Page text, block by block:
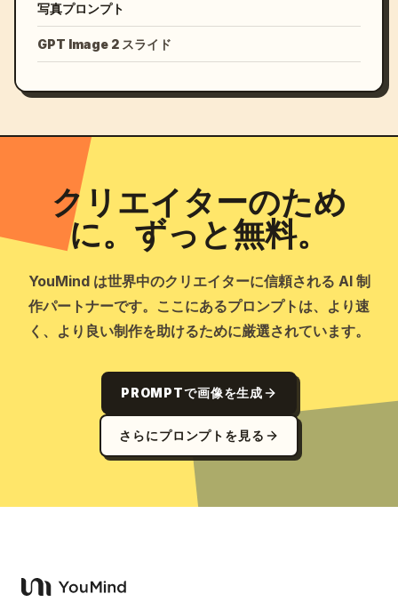
写真プロンプト
GPT Image 2 スライド
クリエイターのため
に。ずっと無料。
YouMind は世界中のクリエイターに信頼される AI 制
作パートナーです。ここにあるプロンプトは、より速
く、より良い制作を助けるために厳選されています。
PROMPTで画像を生成
さらにプロンプトを見る